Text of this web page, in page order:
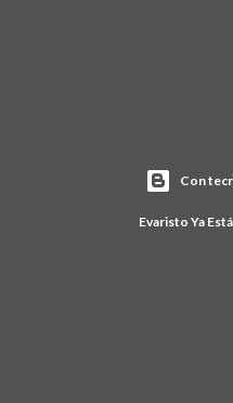
Con
Evaristo Ya